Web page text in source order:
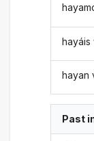
hayáis
hayan
Past